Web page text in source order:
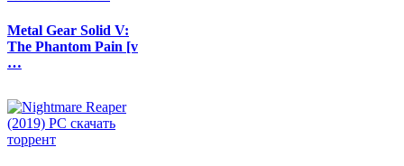
Metal Gear Solid V:
The Phantom Pain [v
…